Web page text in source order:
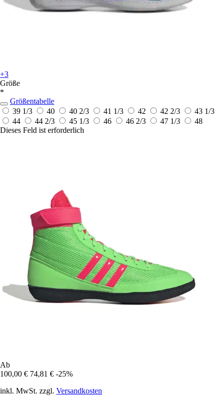
+3
Größe
*
Größentabelle
39 1/3
40 40 2/3 41 1/3 42 42 2/3
43 1/3
44
44 2/3 45 1/3 46 46 2/3 47 1/3
48
Dieses Feld ist erforderlich
Ab
100,00 € 74,81 € -25%
inkl. MwSt. zzgl. Versandkosten